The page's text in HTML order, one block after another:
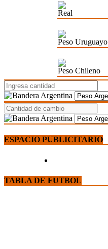
Real
Peso Uruguayo
Peso Chileno
ESPACIO PUBLICITARIO
TABLA DE FUTBOL